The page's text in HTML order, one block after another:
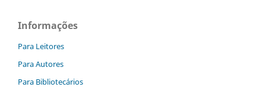
Informações
Para Leitores
Para Autores
Para Bibliotecários